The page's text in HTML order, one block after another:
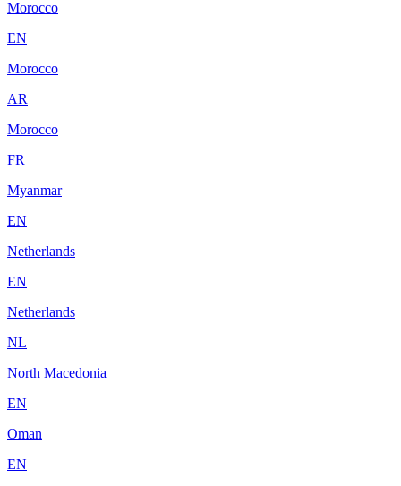
Morocco
EN
Morocco
AR
Morocco
FR
Myanmar
EN
Netherlands
EN
Netherlands
NL
North Macedonia
EN
Oman
EN